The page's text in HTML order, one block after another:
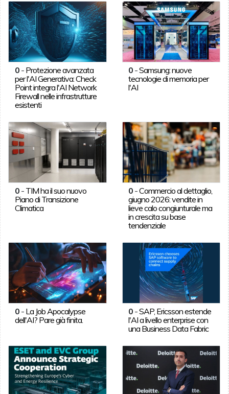
0- Protezione avanzata
per l'AI Generativa: Check
Point integra l'AI Network
Firewall nelle infrastrutture
esistenti
0 -Samsung: nuove
tecnologie di memoria per
l'AI
0- TIM ha il suo nuovo
Piano di Transizione
Climatica
0 -Commercio al dettaglio,
giugno 2026: vendite in
lieve calo congiunturale ma
in crescita su base
tendenziale
0- La Job Apocalypse
dell'AI? Pare già finita.
0 -SAP, Ericsson estende
l'AI a livello enterprise con
una Business Data Fabric